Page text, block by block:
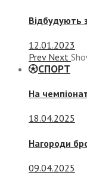
Відбудують
12.01.2023
Prev Next
СПОРТ
На
18.04.2025
Нагороди
09.04.2025